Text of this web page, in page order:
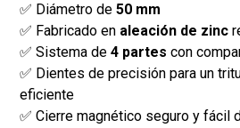
✅ Diámetro de50 mm
✅ Fabricado en aleación de zinc
✅ Sistema de4 partes con
✅ Dientes de precisión para un
eficiente
✅ Cierre magnético seguro y fácil